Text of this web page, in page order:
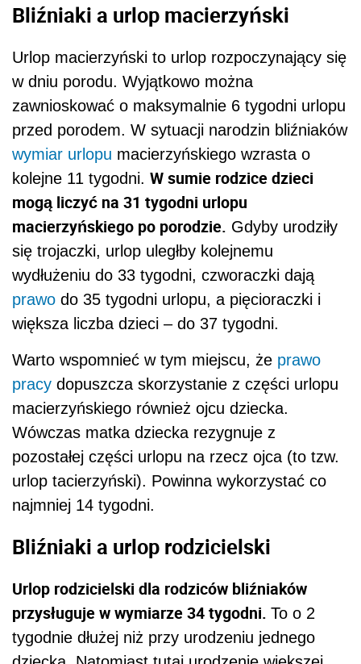
Bliźniaki a urlop macierzyński
Urlop macierzyński to urlop rozpoczynający się
w dniu porodu. Wyjątkowo można
zawnioskować o maksymalnie 6 tygodni urlopu
przed porodem. W sytuacji narodzin bliźniaków
wymiar urlopu macierzyńskiego wzrasta o
kolejne 11 tygodni. W sumie rodzice dzieci
mogą liczyć na 31 tygodni urlopu
macierzyńskiego po porodzie. Gdyby urodziły
się trojaczki, urlop uległby kolejnemu
wydłużeniu do 33 tygodni, czworaczki dają
prawo do 35 tygodni urlopu, a pięcioraczki i
większa liczba dzieci – do 37 tygodni.
Warto wspomnieć w tym miejscu, że prawo
pracy dopuszcza skorzystanie z części urlopu
macierzyńskiego również ojcu dziecka.
Wówczas matka dziecka rezygnuje z
pozostałej części urlopu na rzecz ojca (to tzw.
urlop tacierzyński). Powinna wykorzystać co
najmniej 14 tygodni.
Bliźniaki a urlop rodzicielski
Urlop rodzicielski dla rodziców bliźniaków
przysługuje w wymiarze 34 tygodni. To o 2
tygodnie dłużej niż przy urodzeniu jednego